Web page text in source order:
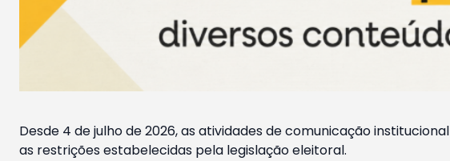
Desde 4 de julho de 2026, as atividades de comunicação
as restrições estabelecidas pela legislação eleitoral.